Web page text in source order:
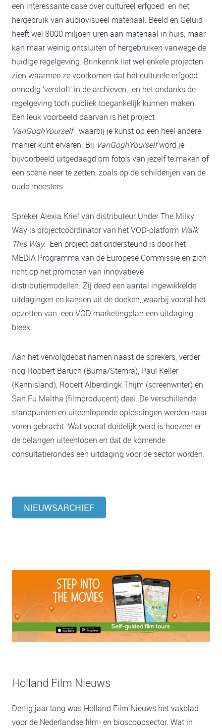
een interessante case over cultureel erfgoed en het
hergebruik van audiovisueel materiaal. Beeld en Geluid
heeft wel 8000 miljoen uren aan materiaal in huis, maar
kan maar weinig ontsluiten of hergebruiken vanwege de
huidige regelgeving. Brinkerink liet wel enkele projecten
zien waarmee ze voorkomen dat het culturele erfgoed
onnodig ‘verstoft’ in de archieven, en het ondanks de
regelgeving toch publiek toegankelijk kunnen maken.
Een leuk voorbeeld daarvan is het project
VanGoghYourself waarbij je kunst op een heel andere
manier kunt ervaren. Bij VanGoghYourselfword je
bijvoorbeeld uitgedaagd om foto’s van jezelf te maken of
een scène neer te zetten, zoals op de schilderijen van de
oude meesters.
Spreker Alexia Krief van distributeur Under The Milky
Way is projectcoördinator van het VOD-platform Walk
This Way. Een project dat ondersteund is door het
MEDIA Programma van de Europese Commissie en zich
richt op het promoten van innovatieve
distributiemodellen. Zij deed een aantal ingewikkelde
uitdagingen en kansen uit de doeken, waarbij vooral het
opzetten van een VOD marketingplan een uitdaging
bleek.
Aan het vervolgdebat namen naast de sprekers, verder
nog Robbert Baruch (Buma/Stemra), Paul Keller
(Kennisland), Robert Alberdingk Thijm (screenwriter) en
San Fu Maltha (filmproducent) deel. De verschillende
standpunten en uiteenlopende oplossingen werden naar
voren gebracht. Wat vooral duidelijk werd is hoezeer er
de belangen uiteenlopen en dat de komende
consultatierondes een uitdaging voor de sector worden.
NIEUWSARCHIEF
Holland Film Nieuws
Dertig jaar lang was Holland Film Nieuws het vakblad
voor de Nederlandse film- en bioscoopsector. Wat in